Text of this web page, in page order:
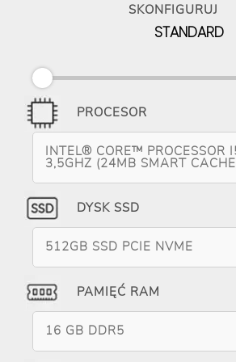
SKONFIGURUJ
STANDARD
PROCESOR
INTEL® CORE™ PROCESSOR
3,5GHZ (24MB SMART
DYSK SSD
512GB SSD PCIE NVME
PAMIĘĆ RAM
16 GB DDR5